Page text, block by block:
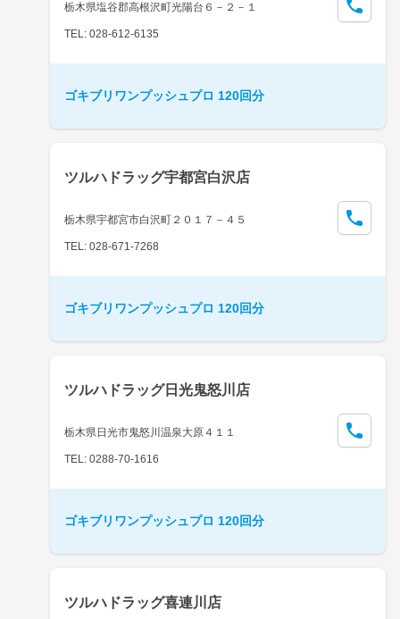
栃木県塩谷郡高根沢町光陽台６－２－１
TEL: 028-612-6135
ゴキブリワンプッシュプロ 120回分
ツルハドラッグ宇都宮白沢店
栃木県宇都宮市白沢町２０１７－４５
TEL: 028-671-7268
ゴキブリワンプッシュプロ 120回分
ツルハドラッグ日光鬼怒川店
栃木県日光市鬼怒川温泉大原４１１
TEL: 0288-70-1616
ゴキブリワンプッシュプロ 120回分
ツルハドラッグ喜連川店